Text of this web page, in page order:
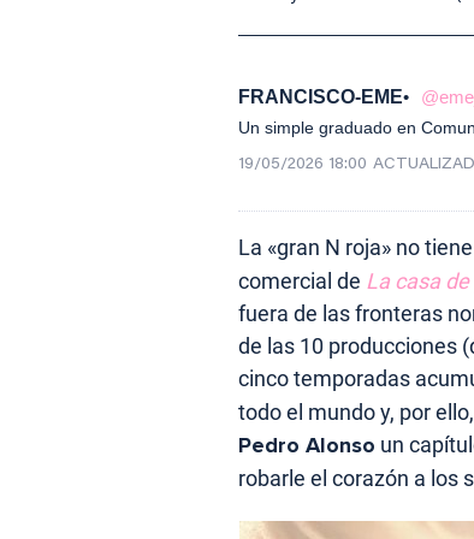
FRANCISCO-EME
Un simple graduado en
19/05/2026 18:00
La «gran N roja» no
comercial de La casa
fuera de las fronteras
de las 10 producciones
cinco temporadas
todo el mundo y, por
Pedro Alonso un
robarle el corazón a los